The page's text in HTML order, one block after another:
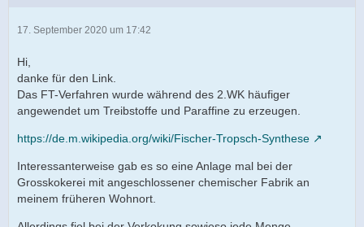
17. September 2020 um 17:42
Hi,
danke für den Link.
Das FT-Verfahren wurde während des 2.WK häufiger
angewendet um Treibstoffe und Paraffine zu erzeugen.
https://de.m.wikipedia.org/wiki/Fischer-Tropsch-Synthese
Interessanterweise gab es so eine Anlage mal bei der
Grosskokerei mit angeschlossener chemischer Fabrik an
meinem früheren Wohnort.